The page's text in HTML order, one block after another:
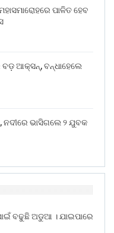
ପାଳିତ ହେବ
ଆକ୍ସନ୍, ବନ୍ଧାହେଲେ
ଭାସିଗଲେ ୨ ଯୁବକ
ବଢୁଛି ଅଡୁଆ । ଯାଇପାରେ